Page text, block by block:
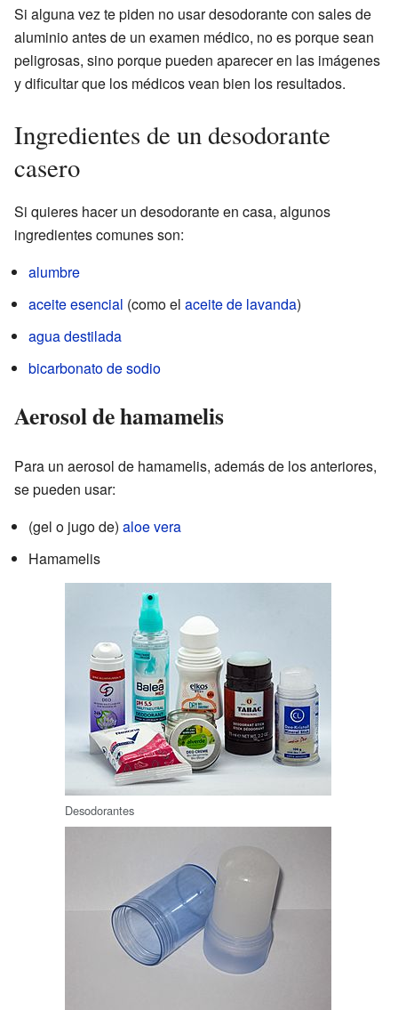
Si alguna vez te piden no usar desodorante con sales de
aluminio antes de un examen médico, no es porque sean
peligrosas, sino porque pueden aparecer en las imágenes
y dificultar que los médicos vean bien los resultados.
Ingredientes de un desodorante
casero
Si quieres hacer un desodorante en casa, algunos
ingredientes comunes son:
alumbre
aceite esencial (como el aceite de lavanda)
agua destilada
bicarbonato de sodio
Aerosol de hamamelis
Para un aerosol de hamamelis, además de los anteriores,
se pueden usar:
(gel o jugo de) aloe vera
Hamamelis
Desodorantes